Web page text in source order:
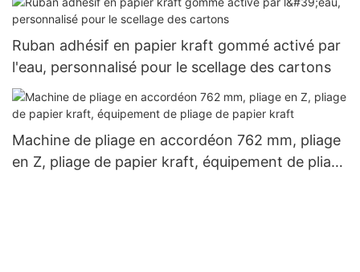
Ruban adhésif en papier kraft gommé activé par
l'eau, personnalisé pour le scellage des cartons
Machine de pliage en accordéon 762 mm, pliage
en Z, pliage de papier kraft, équipement de pliage